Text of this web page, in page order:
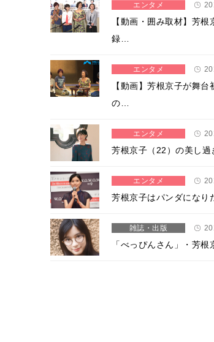
エンタメ
【動画・囲み取材】芳
録…
エンタメ
【動画】芳根京子が舞
の…
エンタメ
芳根京子（22）の美し過
エンタメ
芳根京子はパンダになり
雑誌・出版
「べっぴんさん」・芳